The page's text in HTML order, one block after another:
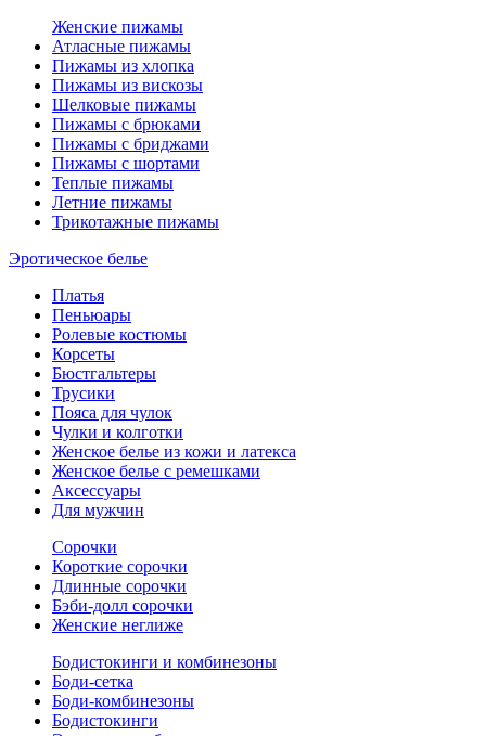
Женские пижамы
Атласные пижамы
Пижамы из хлопка
Пижамы из вискозы
Шелковые пижамы
Пижамы с брюками
Пижамы с бриджами
Пижамы с шортами
Теплые пижамы
Летние пижамы
Трикотажные пижамы
Эротическое белье
Платья
Пеньюары
Ролевые костюмы
Корсеты
Бюстгальтеры
Трусики
Пояса для чулок
Чулки и колготки
Женское белье из кожи и латекса
Женское белье с ремешками
Аксессуары
Для мужчин
Сорочки
Короткие сорочки
Длинные сорочки
Бэби-долл сорочки
Женские неглиже
Бодистокинги и комбинезоны
Боди-сетка
Боди-комбинезоны
Бодистокинги